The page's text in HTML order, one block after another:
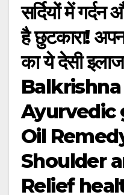
सर्दियों में
है छुटकारा!
का ये देसी
Ayurvedic
Oil
Shoulder
Relief